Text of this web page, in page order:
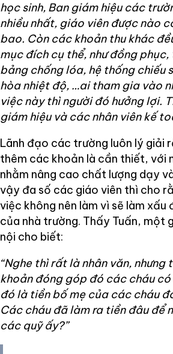
học sinh, Ban giám hiệu các
nhiều nhất, giáo viên được nào
bao. Còn các khoản thu khác
mục đích cụ thể, như đồng
bảng chống lóa, hệ thống chiếu
hòa nhiệt độ, …ai tham gia vào
việc này thì người đó hưởng lợi.
giám hiệu và các nhân viên kế
Lãnh đạo các trường luôn lý giải
thêm các khoản là cần thiết, với
nhằm nâng cao chất lượng dạy
vậy đa số các giáo viên thì cho
việc không nên làm vì sẽ làm xấu
của nhà trường. Thấy Tuấn, một
nội cho biết:
“Nghe thì rất là nhân văn, nhưng
khoản đóng góp đó các cháu
đó là tiền bố mẹ của các cháu
Các cháu đã làm ra tiền đâu để
các quỹ ấy?”